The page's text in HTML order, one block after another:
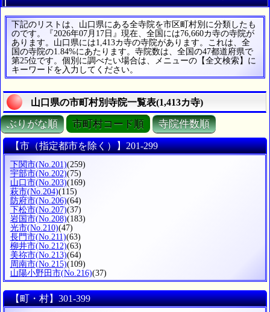
下記のリストは、山口県にある全寺院を市区町村別に分類したも
のです。『2026年07月17日』現在、全国には76,660カ寺の寺院が
あります。山口県には1,413カ寺の寺院があります。これは、全
国の寺院の1.84%にあたります。寺院数は、全国の47都道府県で
第25位です。個別に調べたい場合は、メニューの【全文検索】に
キーワードを入力してください。
山口県の市町村別寺院一覧表(1,413カ寺)
ぶりがな順 市町村コード順 寺院件数順
【市（指定都市を除く）】201-299
下関市(No.201)(259)
宇部市(No.202)(75)
山口市(No.203)(169)
萩市(No.204)(115)
防府市(No.206)(64)
下松市(No.207)(37)
岩国市(No.208)(183)
光市(No.210)(47)
長門市(No.211)(63)
柳井市(No.212)(63)
美祢市(No.213)(64)
周南市(No.215)(109)
山陽小野田市(No.216)(37)
【町・村】301-399